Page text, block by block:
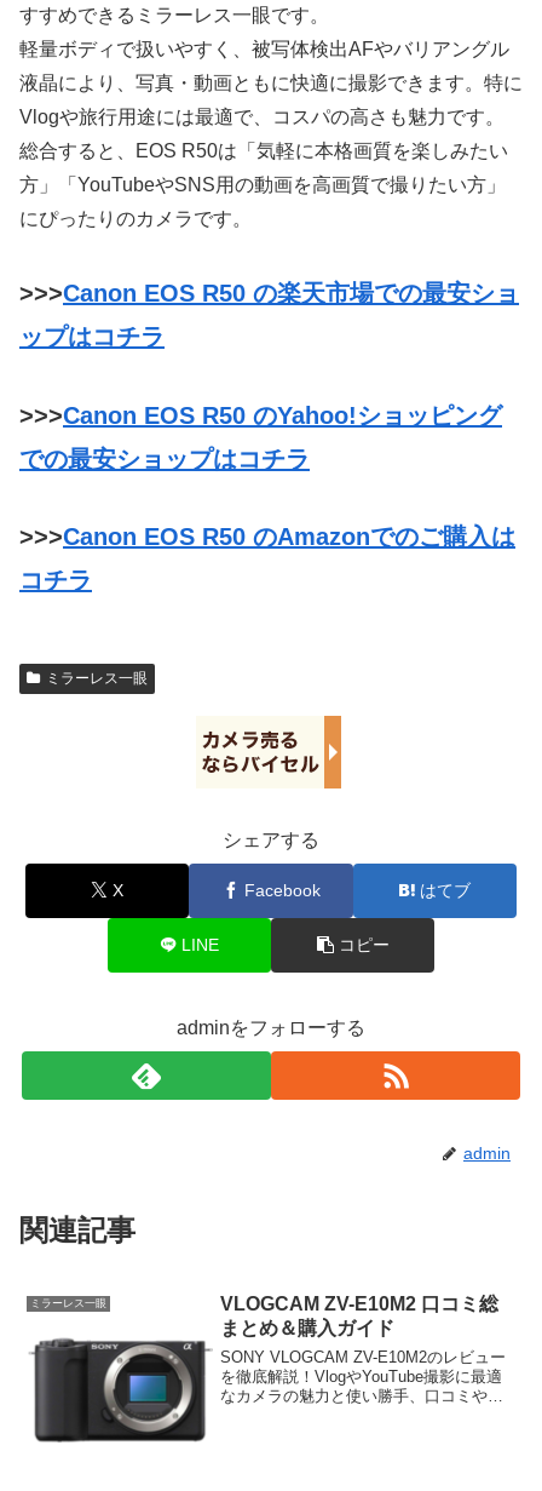
すすめできるミラーレス一眼です。
軽量ボディで扱いやすく、被写体検出AFやバリアングル
液晶により、写真・動画ともに快適に撮影できます。特に
Vlogや旅行用途には最適で、コスパの高さも魅力です。
総合すると、EOS R50は「気軽に本格画質を楽しみたい
方」「YouTubeやSNS用の動画を高画質で撮りたい方」
にぴったりのカメラです。
>>>Canon EOS R50 の楽天市場での最安ショ
ップはコチラ
>>>Canon EOS R50 のYahoo!ショッピング
での最安ショップはコチラ
>>>Canon EOS R50 のAmazonでのご購入は
コチラ
ミラーレス一眼
シェアする
X Facebook はてブ
LINE コピー
adminをフォローする
admin
関連記事
ミラーレス一眼
VLOGCAM ZV-E10M2 口コミ総
まとめ＆購入ガイド
SONY VLOGCAM ZV-E10M2のレビュー
を徹底解説！VlogやYouTube撮影に最適
なカメラの魅力と使い勝手、口コミや評